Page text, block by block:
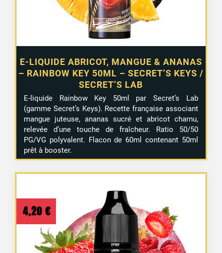
E-LIQUIDE ABRICOT, MANGUE & ANANAS
– RAINBOW KEY 50ML – SECRET’S KEYS /
SECRET’S LAB
E-liquide Rainbow Key 50ml par Secret’s Lab
(gamme Secret’s Keys). Recette française associant
mangue juteuse, ananas sucré et abricot charnu,
relevée d’une touche de fraîcheur. Ratio 50/50
PG/VG polyvalent. Flacon de 60ml contenant 50ml
prêt à booster.
4,20 €